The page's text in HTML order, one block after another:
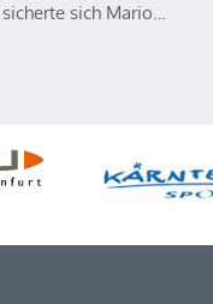
sich Mario…